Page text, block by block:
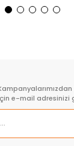
e-mail adresinizi